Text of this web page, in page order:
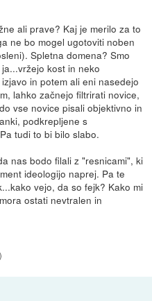
ali prave? Kaj je merilo za to
ne bo mogel ugotoviti noben
Spletna domena? Smo
kost in neko
in potem ali eni nasedejo
lahko začnejo filtrirati novice,
vse novice pisali objektivno in
podkrepljene s
tudi to bi bilo slabo.
nas bodo filali z "resnicami", ki
ideologijo naprej. Pa te
vejo, da so fejk? Kako mi
ostati nevtralen in
)